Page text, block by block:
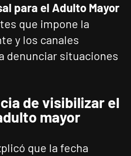
para el Adulto Mayor
que impone la
y los canales
denunciar situaciones
de visibilizar el
mayor
que la fecha